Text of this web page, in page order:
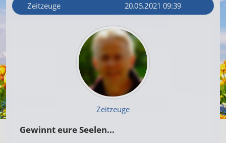
Zeitzeuge 20.05.2021 09:39
Zeitzeuge
Gewinnt eure Seelen...